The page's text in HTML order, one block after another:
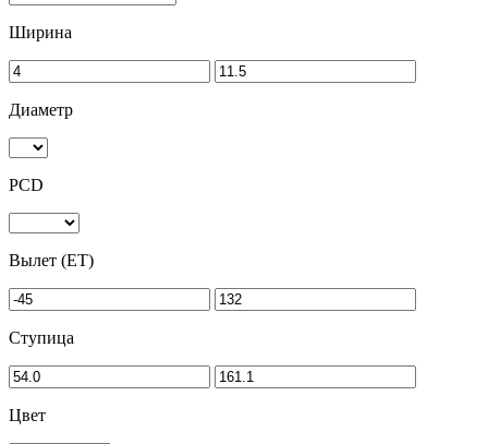
Ширина
Диаметр
PCD
Вылет (ET)
Ступица
Цвет